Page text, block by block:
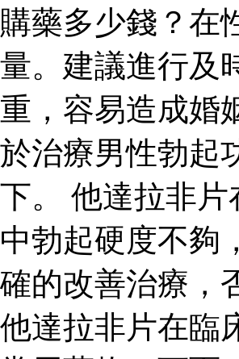
購藥多少錢？在
量。建議進行及
重，容易造成婚
於治療男性勃起
下。 他達拉非
中勃起硬度不夠
確的改善治療，
他達拉非片在臨